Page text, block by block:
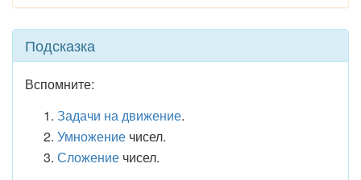
Подсказка
Вспомните:
Задачи на движение.
Умножение чисел.
Сложение чисел.